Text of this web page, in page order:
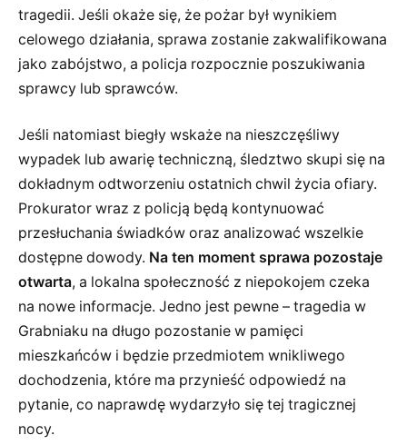
tragedii. Jeśli okaże się, że pożar był wynikiem
celowego działania, sprawa zostanie zakwalifikowana
jako zabójstwo, a policja rozpocznie poszukiwania
sprawcy lub sprawców.
Jeśli natomiast biegły wskaże na nieszczęśliwy
wypadek lub awarię techniczną, śledztwo skupi się na
dokładnym odtworzeniu ostatnich chwil życia ofiary.
Prokurator wraz z policją będą kontynuować
przesłuchania świadków oraz analizować wszelkie
dostępne dowody. Na ten moment sprawa pozostaje
otwarta, a lokalna społeczność z niepokojem czeka
na nowe informacje. Jedno jest pewne – tragedia w
Grabniaku na długo pozostanie w pamięci
mieszkańców i będzie przedmiotem wnikliwego
dochodzenia, które ma przynieść odpowiedź na
pytanie, co naprawdę wydarzyło się tej tragicznej
nocy.